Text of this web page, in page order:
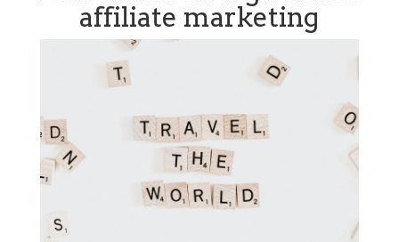
affiliate marketing